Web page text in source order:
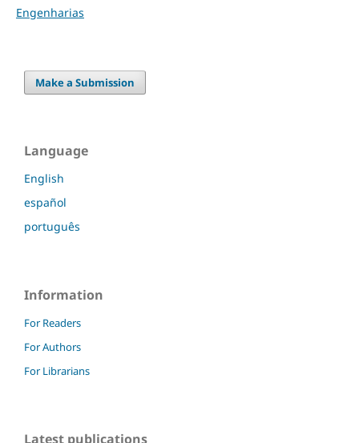
Engenharias
Make a Submission
Language
English
español
português
Information
For Readers
For Authors
For Librarians
Latest publications